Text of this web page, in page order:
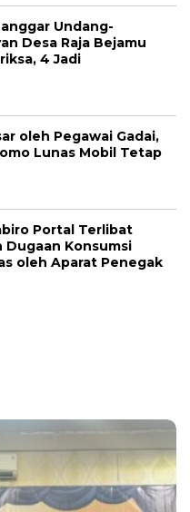
Undang-
Desa Raja Bejamu
4 Jadi
oleh Pegawai Gadai,
Lunas Mobil Tetap
Portal Terlibat
Dugaan Konsumsi
oleh Aparat Penegak